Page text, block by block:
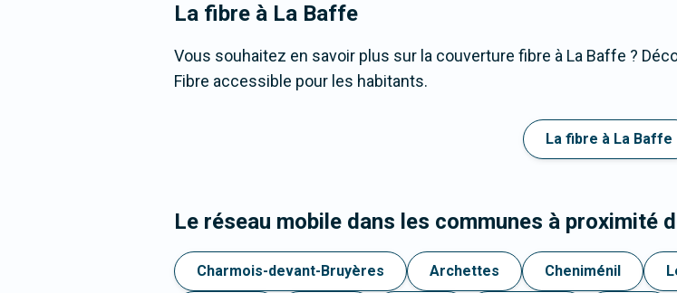
La fibre à La Baffe
Vous souhaitez en savoir plus sur la couverture fibre à La Baffe ?
Fibre accessible pour les habitants.
La fibre à La Baffe
Le réseau mobile dans les communes à proximité
Charmois-devant-Bruyères Archettes Cheniménil